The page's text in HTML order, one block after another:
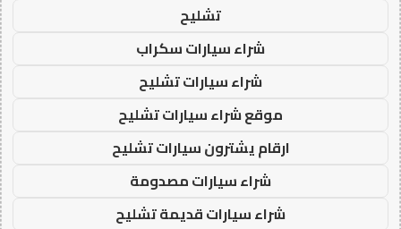
تشليح
شراء سيارات سكراب
شراء سيارات تشليح
موقع شراء سيارات تشليح
ارقام يشترون سيارات تشليح
شراء سيارات مصدومة
شراء سيارات قديمة تشليح